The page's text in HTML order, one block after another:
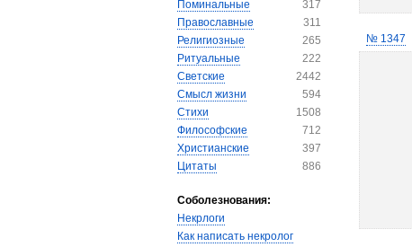
Поминальные
317
Православные
311
Религиозные
265
Ритуальные
222
Светские
2442
Смысл жизни
594
Стихи
1508
Философские
712
Христианские
397
Цитаты
886
Соболезнования:
Некрлоги
Как написать некролог
№ 1347